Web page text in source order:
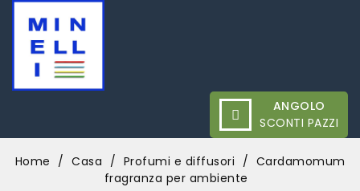
ANGOLO
SCONTI PAZZI
Home Casa Profumi e diffusori
Cardamomum
fragranza per ambiente